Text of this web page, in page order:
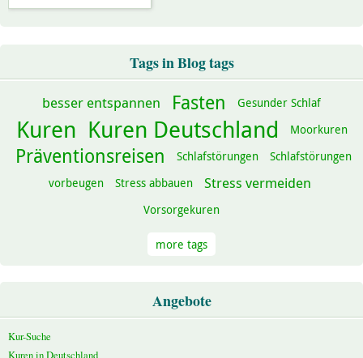
Tags in Blog tags
besser entspannen Fasten Gesunder Schlaf
Kuren Kuren Deutschland Moorkuren
Präventionsreisen Schlafstörungen
Schlafstörungen
vorbeugen
Stress abbauen Stress vermeiden
Vorsorgekuren
more tags
Angebote
Kur-Suche
Kuren in Deutschland